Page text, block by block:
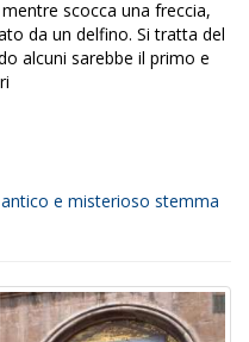
scocca una freccia,
da un delfino. Si tratta del
alcuni sarebbe il primo e
e misterioso stemma